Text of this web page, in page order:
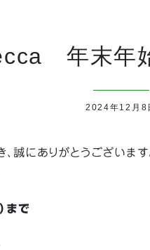
年末年
2024年12月8
にありがとうございます
まで